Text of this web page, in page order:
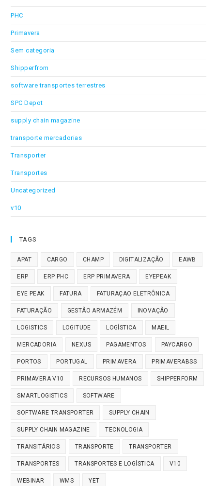
PHC
Primavera
Sem categoria
Shipperfrom
software transportes terrestres
SPC Depot
supply chain magazine
transporte mercadorias
Transporter
Transportes
Uncategorized
v10
TAGS
APAT CARGO CHAMP DIGITALIZAÇÃO EAWB
ERP ERP PHC ERP PRIMAVERA EYEPEAK
EYE PEAK FATURA FATURAÇAO ELETRÔNICA
FATURAÇÃO GESTÃO ARMAZÉM INOVAÇÃO
LOGISTICS LOGITUDE LOGÍSTICA MAEIL
MERCADORIA NEXUS PAGAMENTOS PAYCARGO
PORTOS PORTUGAL PRIMAVERA PRIMAVERABSS
PRIMAVERA V10 RECURSOS HUMANOS SHIPPERFORM
SMARTLOGISTICS SOFTWARE
SOFTWARE TRANSPORTER SUPPLY CHAIN
SUPPLY CHAIN MAGAZINE TECNOLOGIA
TRANSITÁRIOS TRANSPORTE TRANSPORTER
TRANSPORTES TRANSPORTES E LOGÍSTICA V10
WEBINAR WMS YET